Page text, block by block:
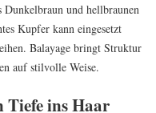
und hellbraunen
Kupfer kann eingesetzt
Balayage bringt Struktur
auf stilvolle Weise.
ins Haar